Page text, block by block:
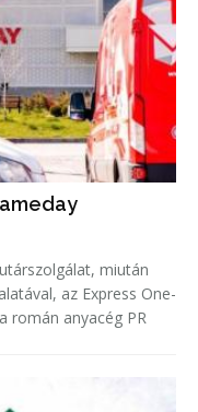
miután
az Express One-
román anyacég PR